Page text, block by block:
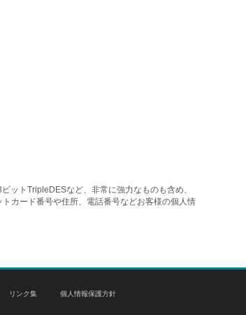
ットTripleDESなど、非常に強力なものも含め、
カード番号や住所、電話番号などお客様の個人情
リンク集 個人情報保護方針